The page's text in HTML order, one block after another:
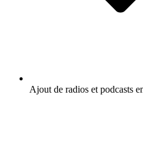
Ajout de radios et podcasts